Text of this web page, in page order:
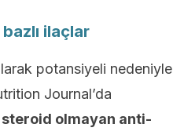
ilaçlar
potansiyeli nedeniyle
Journal’da
olmayan anti-